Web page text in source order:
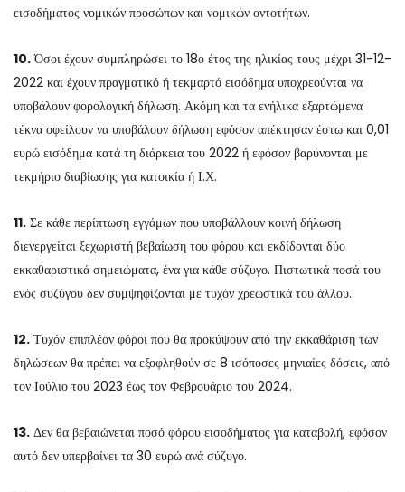
εισοδήματος νομικών προσώπων και νομικών οντοτήτων.
10.Όσοι έχουν συμπληρώσει το 18ο έτος της ηλικίας τους μέχρι 31-12-
2022 και έχουν πραγματικό ή τεκμαρτό εισόδημα υποχρεούνται να
υποβάλουν φορολογική δήλωση. Ακόμη και τα ενήλικα εξαρτώμενα
τέκνα οφείλουν να υποβάλουν δήλωση εφόσον απέκτησαν έστω και 0,01
ευρώ εισόδημα κατά τη διάρκεια του 2022 ή εφόσον βαρύνονται με
τεκμήριο διαβίωσης για κατοικία ή Ι.Χ.
11. Σε κάθε περίπτωση εγγάμων που υποβάλλουν κοινή δήλωση
διενεργείται ξεχωριστή βεβαίωση του φόρου και εκδίδονται δύο
εκκαθαριστικά σημειώματα, ένα για κάθε σύζυγο. Πιστωτικά ποσά του
ενός συζύγου δεν συμψηφίζονται με τυχόν χρεωστικά του άλλου.
12. Τυχόν επιπλέον φόροι που θα προκύψουν από την εκκαθάριση των
δηλώσεων θα πρέπει να εξοφληθούν σε 8 ισόποσες μηνιαίες δόσεις, από
τον Ιούλιο του 2023 έως τον Φεβρουάριο του 2024.
13. Δεν θα βεβαιώνεται ποσό φόρου εισοδήματος για καταβολή, εφόσον
αυτό δεν υπερβαίνει τα 30 ευρώ ανά σύζυγο.